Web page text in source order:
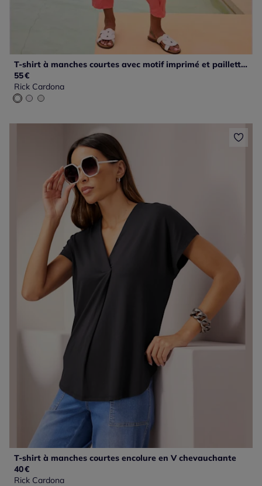
T-shirt à manches courtes avec motif imprimé et paillettes
55€
Rick Cardona
T-shirt à manches courtes encolure en V chevauchante
40€
Rick Cardona